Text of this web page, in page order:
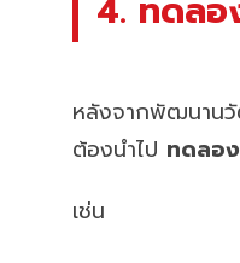
4. ทดลอ
หลังจากพัฒนานวั
ต้องนำไป ทดลอ
เช่น